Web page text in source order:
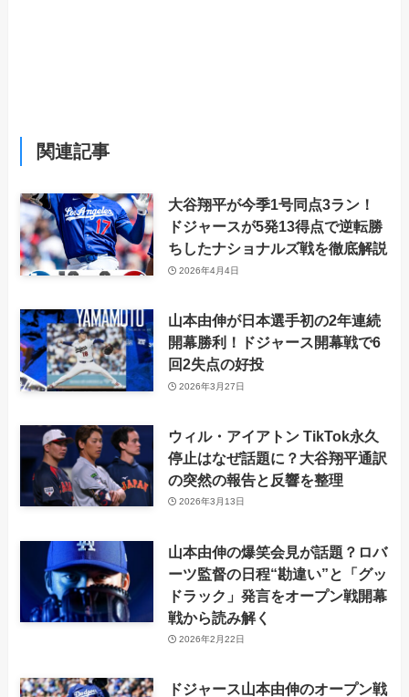
関連記事
大谷翔平が今季1号同点3ラン！
ドジャースが5発13得点で逆転勝
ちしたナショナルズ戦を徹底解説
2026年4月4日
山本由伸が日本選手初の2年連続
開幕勝利！ドジャース開幕戦で6
回2失点の好投
2026年3月27日
ウィル・アイアトン TikTok永久
停止はなぜ話題に？大谷翔平通訳
の突然の報告と反響を整理
2026年3月13日
山本由伸の爆笑会見が話題？ロバ
ーツ監督の日程“勘違い”と「グッ
ドラック」発言をオープン戦開幕
戦から読み解く
2026年2月22日
ドジャース山本由伸のオープン戦